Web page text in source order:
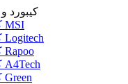
کیبورد
کیبورد و ماوس MSI
کیبورد و ماوس Logitech
کیبورد و ماوس Rapoo
کیبورد و ماوس A4Tech
کیبورد و ماوس Green